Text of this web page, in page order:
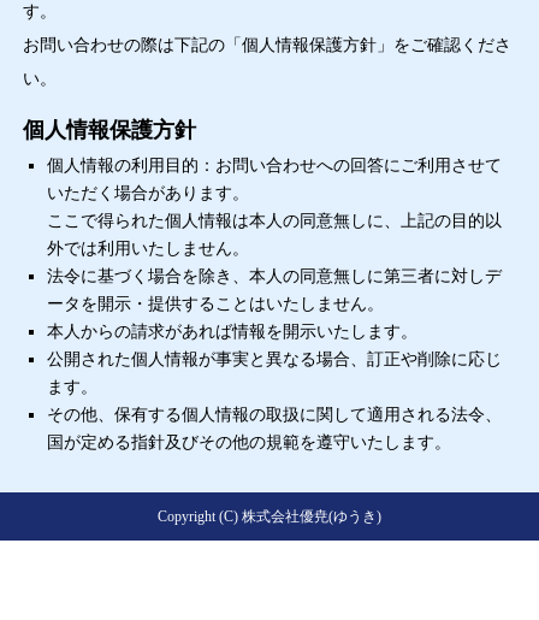
す。
お問い合わせの際は下記の「個人情報保護方針」をご確認くださ
い。
個人情報保護方針
個人情報の利用目的：お問い合わせへの回答にご利用させて
いただく場合があります。
ここで得られた個人情報は本人の同意無しに、上記の目的以
外では利用いたしません。
法令に基づく場合を除き、本人の同意無しに第三者に対しデ
ータを開示・提供することはいたしません。
本人からの請求があれば情報を開示いたします。
公開された個人情報が事実と異なる場合、訂正や削除に応じ
ます。
その他、保有する個人情報の取扱に関して適用される法令、
国が定める指針及びその他の規範を遵守いたします。
Copyright (C) 株式会社優尭(ゆうき)